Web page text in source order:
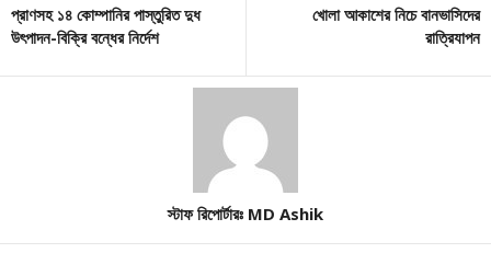
প্রাণসহ ১৪ কোম্পানির পাস্তুরিত দুধ
উৎপাদন-বিক্রি বন্ধের নির্দেশ
খোলা আকাশের নিচে বানভাসিদের
রাত্রিযাপন
স্টাফ রিপোর্টারঃ MD Ashik